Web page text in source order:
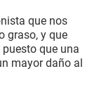
que nos
graso, y que
que una
mayor daño al